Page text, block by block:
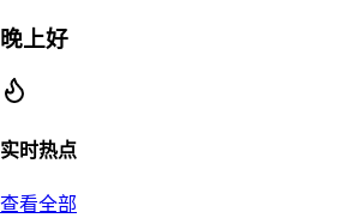
晚上好
实时热点
查看全部